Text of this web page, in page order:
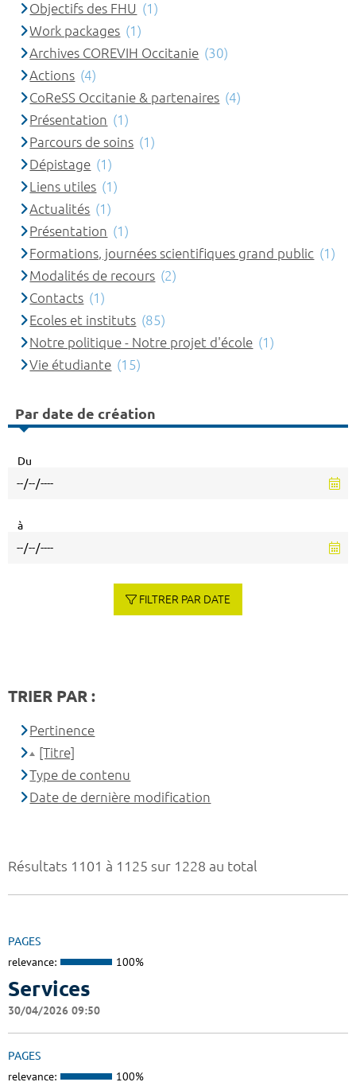
Résultats 1101 à 1125 sur 1228 au total
PAGES
relevance: 100%
Services
30/04/2026 09:50
PAGES
relevance: 100%
Objectifs des FHU (1)
Work packages (1)
Archives COREVIH Occitanie (30)
Actions (4)
CoReSS Occitanie & partenaires (4)
Présentation (1)
Parcours de soins (1)
Dépistage (1)
Liens utiles (1)
Actualités (1)
Présentation (1)
Formations, journées scientifiques grand public (1)
Modalités de recours (2)
Contacts (1)
Ecoles et instituts (85)
Notre politique - Notre projet d'école (1)
Vie étudiante (15)
Par date de création
Du
à
FILTRER PAR DATE
TRIER PAR :
Pertinence
[Titre]
Type de contenu
Date de dernière modification